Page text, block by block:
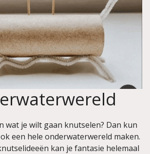
wat je wilt gaan knutselen? Dan kun
een hele onderwaterwereld maken.
kan je fantasie helemaal